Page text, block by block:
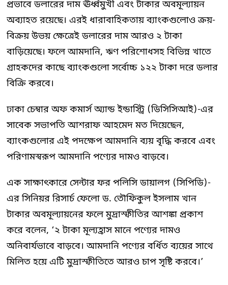
প্রভাবে ডলারের দাম ঊর্ধ্বমুখী এবং টাকার অবমূল্যায়ন
অব্যাহত রয়েছে। এরই ধারাবাহিকতায় ব্যাংকগুলোও ক্রয়-
বিক্রয় উভয় ক্ষেত্রেই ডলারের দাম আরও ২ টাকা
বাড়িয়েছে। ফলে আমদানি, ঋণ পরিশোধসহ বিভিন্ন খাতে
গ্রাহকদের কাছে ব্যাংকগুলো সর্বোচ্চ ১২২ টাকা দরে ডলার
বিক্রি করবে।
ঢাকা চেম্বার অফ কমার্স অ্যান্ড ইন্ডাস্ট্রি (ডিসিসিআই)-এর
সাবেক সভাপতি আশরাফ আহমেদ মত দিয়েছেন,
ব্যাংকগুলোর এই পদক্ষেপ আমদানি ব্যয় বৃদ্ধি করবে এবং
পরিণামস্বরূপ আমদানি পণ্যের দামও বাড়বে।
এক সাক্ষাৎকারে সেন্টার ফর পলিসি ডায়ালগ (সিপিডি)-
এর সিনিয়র রিসার্চ ফেলো ড. তৌফিকুল ইসলাম খান
টাকার অবমূল্যায়নের ফলে মুদ্রাস্ফীতির আশঙ্কা প্রকাশ
করে বলেন, ‘২ টাকা মূল্যহ্রাস মানে পণ্যের দামও
অনিবার্যভাবে বাড়বে। আমদানি পণ্যের বর্ধিত ব্যয়ের সাথে
মিলিত হয়ে এটি মুদ্রাস্ফীতিতে আরও চাপ সৃষ্টি করবে।’